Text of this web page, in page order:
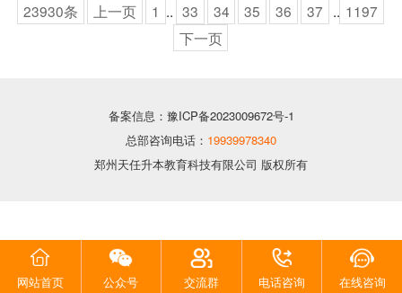
23930条 上一页 1 .. 33 34 35 36 37 .. 1197
下一页
备案信息：豫ICP备2023009672号-1
总部咨询电话： 19939978340
郑州天任升本教育科技有限公司 版权所有
网站首页 公众号 交流群 电话咨询 在线咨询